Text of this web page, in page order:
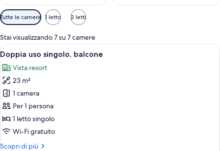
Filtri
disponibili
per
le
camere
Tutte le camere 1 letto 2 letti
Stai visualizzando 7 su 7 camere
Apri
tutte
le
foto
per
Doppia
uso
singolo,
balcone
Camera d'albergo con un letto
8
Doppia uso singolo, balcone
Vista resort
23 m²
1 camera
Per 1 persona
1 letto singolo
Wi-Fi gratuito
Scopri di più
Altri